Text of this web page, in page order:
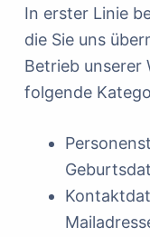
In erster Linie
die Sie uns
Betrieb unserer
folgende